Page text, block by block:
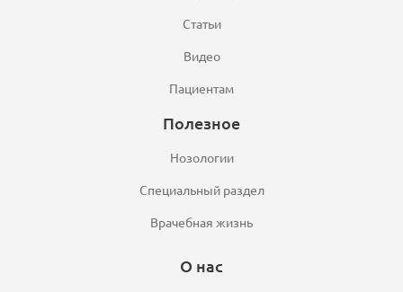
Статьи
Видео
Пациентам
Полезное
Нозологии
Специальный раздел
Врачебная жизнь
О нас